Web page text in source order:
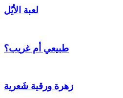
لعبة الأيّل
طبيعي أم غريب؟
زهرة ورقية شَعرية